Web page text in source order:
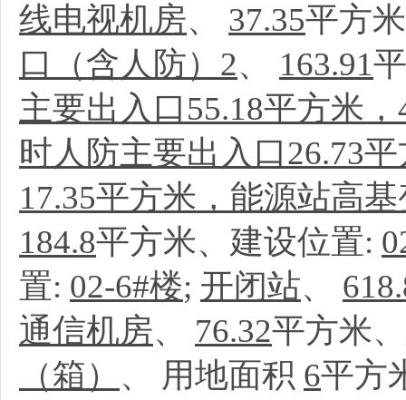
线电视机房、 37.35平方
口（含人防）2、 163.91
主要出入口55.18平方米
时人防主要出入口26.73
17.35平方米，能源站高
184.8平方米、建设位置:
置: 02-6#楼; 开闭站、
通信机房、 76.32平方米
（箱） 、 用地面积 6平方